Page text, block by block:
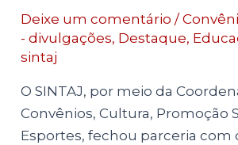
Deixe um comentário /
- divulgações, Destaque,
sintaj
O SINTAJ, por meio da
Convênios, Cultura, Promoção
Esportes, fechou parceria com